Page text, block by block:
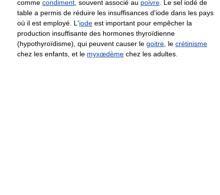
comme condiment, souvent associé au poivre. Le sel iodé de
table a permis de réduire les insuffisances d'iode dans les pays
où il est employé. L'iode est important pour empêcher la
production insuffisante des hormones thyroïdienne
(hypothyroïdisme), qui peuvent causer le goitre, le crétinisme
chez les enfants, et le myxœdème chez les adultes.